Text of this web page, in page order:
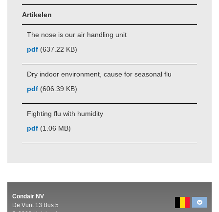
Artikelen
The nose is our air handling unit
pdf (637.22 KB)
Dry indoor environment, cause for seasonal flu
pdf (606.39 KB)
Fighting flu with humidity
pdf (1.06 MB)
Condair NV
De Vunt 13 Bus 5